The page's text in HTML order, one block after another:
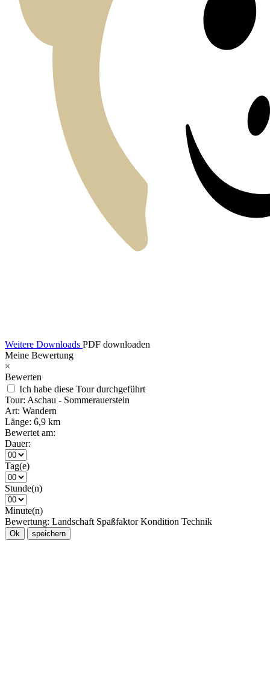
Weitere Downloads PDF downloaden
Meine Bewertung
×
Bewerten
Ich habe diese Tour durchgeführt
Tour: Aschau - Sommerauerstein
Art: Wandern
Länge: 6,9 km
Bewertet am:
Dauer:
Tag(e)
Stunde(n)
Minute(n)
Bewertung: Landschaft Spaßfaktor Kondition Technik
Ok speichern